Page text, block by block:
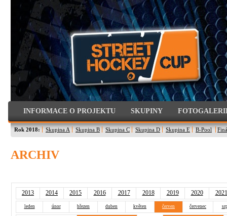
INFORMACE O PROJEKTU SKUPINY
Rok 2018: Skupina A Skupina B Skupina C Skupina D Skupina E B-Pool
ARCHIV
2013 2014 2015 2016 2017 2018 2019 2020 2021
leden únor březen duben květen červen červenec